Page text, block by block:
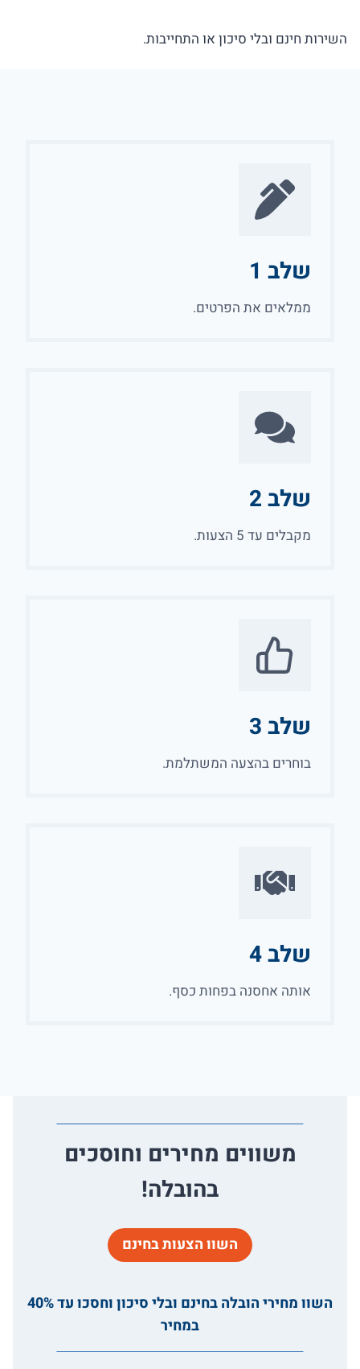
השירות חינם ובלי סיכון או התחייבות.
שלב 1
ממלאים את הפרטים.
שלב 2
מקבלים עד 5 הצעות.
שלב 3
בוחרים בהצעה המשתלמת.
שלב 4
אותה אחסנה בפחות כסף.
משווים מחירים וחוסכים
בהובלה!
השוו הצעות בחינם
השוו מחירי הובלה בחינם ובלי סיכון וחסכו עד 40%
במחיר